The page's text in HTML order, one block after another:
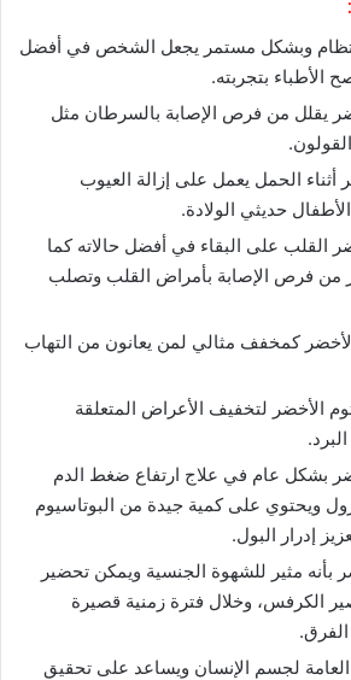
وبشكل مستمر يجعل الشخص في أفضل
الأطباء بتجربته.
يقلل من فرص الإصابة بالسرطان مثل
أثناء الحمل يعمل على إزالة العيوب
حديثي الولادة.
القلب على البقاء في أفضل حالاته كما
من فرص الإصابة بأمراض القلب وتصلب
الأخضر كمخفف مثالي لمن يعانون من التهاب
الأخضر لتخفيف الأعراض المتعلقة
بشكل عام في علاج ارتفاع ضغط الدم
ويحتوي على كمية جيدة من البوتاسيوم
إدرار البول.
بأنه مثير للشهوة الجنسية ويمكن تحضير
الكرفس، وخلال فترة زمنية قصيرة
لجسم الإنسان ويساعد على تحقيق